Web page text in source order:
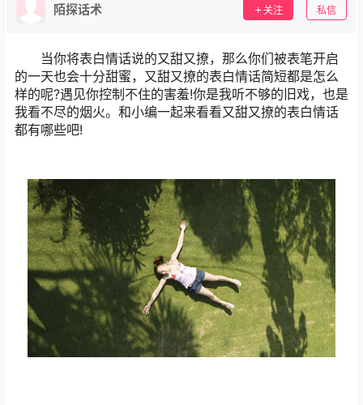
陌探话术 关注 私信
当你将表白情话说的又甜又撩，那么你们被表笔开启
的一天也会十分甜蜜，又甜又撩的表白情话简短都是怎么
样的呢?遇见你控制不住的害羞!你是我听不够的旧戏，也是
我看不尽的烟火。和小编一起来看看又甜又撩的表白情话
都有哪些吧!